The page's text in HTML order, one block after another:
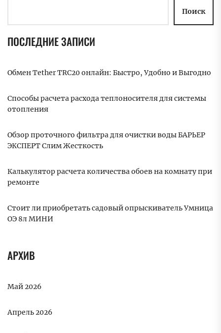
Поиск
ПОСЛЕДНИЕ ЗАПИСИ
Обмен Tether TRC20 онлайн: Быстро, Удобно и Выгодно
Способы расчета расхода теплоносителя для системы
отопления
Обзор проточного фильтра для очистки воды БАРЬЕР
ЭКСПЕРТ Слим Жесткость
Калькулятор расчета количества обоев на комнату при
ремонте
Стоит ли приобретать садовый опрыскиватель Умница
ОЭ 8л МИНИ
АРХИВ
Май 2026
Апрель 2026